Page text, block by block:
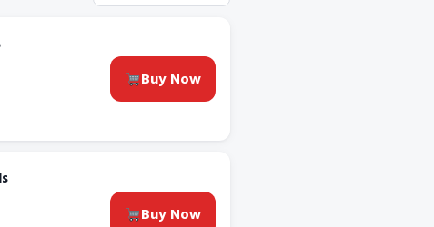
Buy Now
Buy Now